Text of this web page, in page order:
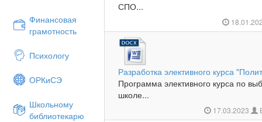
Финансовая
грамотность
Психологу
ОРКиСЭ
Школьному
библиотекарю
СПО...
Разработка элективного курса
Программа элективного курса по
школе...
17.03.2023